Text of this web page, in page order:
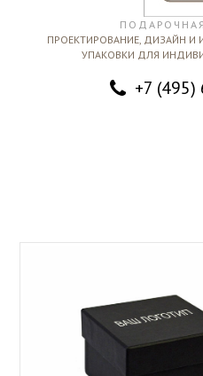
ПРОЕКТИРОВАНИЕ, ДИЗАЙН И
УПАКОВКИ ДЛЯ
+7